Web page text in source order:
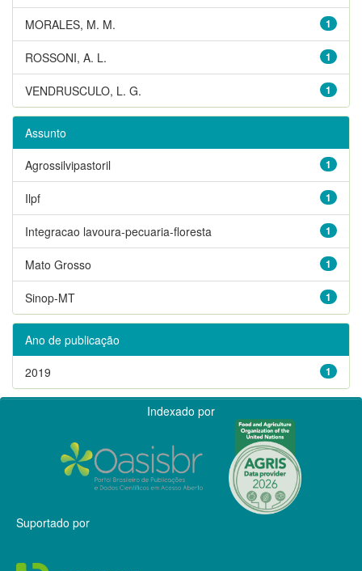
1
MORALES, M. M.
1
ROSSONI, A. L.
1
VENDRUSCULO, L. G.
Assunto
1
Agrossilvipastoril
1
Ilpf
1
Integracao lavoura-pecuaria-floresta
1
Mato Grosso
1
Sinop-MT
Ano de publicação
1
2019
Indexado por
Suportado por